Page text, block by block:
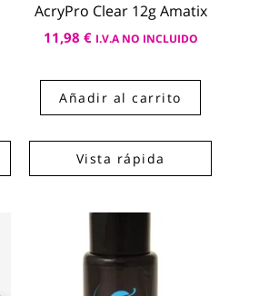
AcryPro Clear 12g Amatix
11,98 € I.V.A NO INCLUIDO
Añadir al carrito
Vista rápida